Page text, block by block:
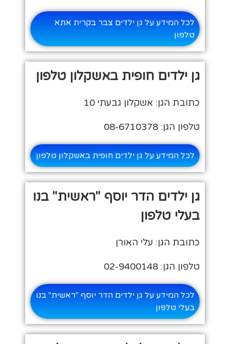
לכל המידע על גן ילדים צבר בקרית אתא
טלפון
גן ילדים חופית באשקלון טלפון
כתובת הגן: אשקלון גבעתי 10
טלפון הגן: 08-6710378
לכל המידע על גן ילדים חופית באשקלון טלפון
גן ילדים הדר יוסף "ראשית" בנו
בעלי טלפון
כתובת הגן: עלי האורן
טלפון הגן: 02-9400148
לכל המידע על גן ילדים הדר יוסף "ראשית" בנו
בעלי טלפון